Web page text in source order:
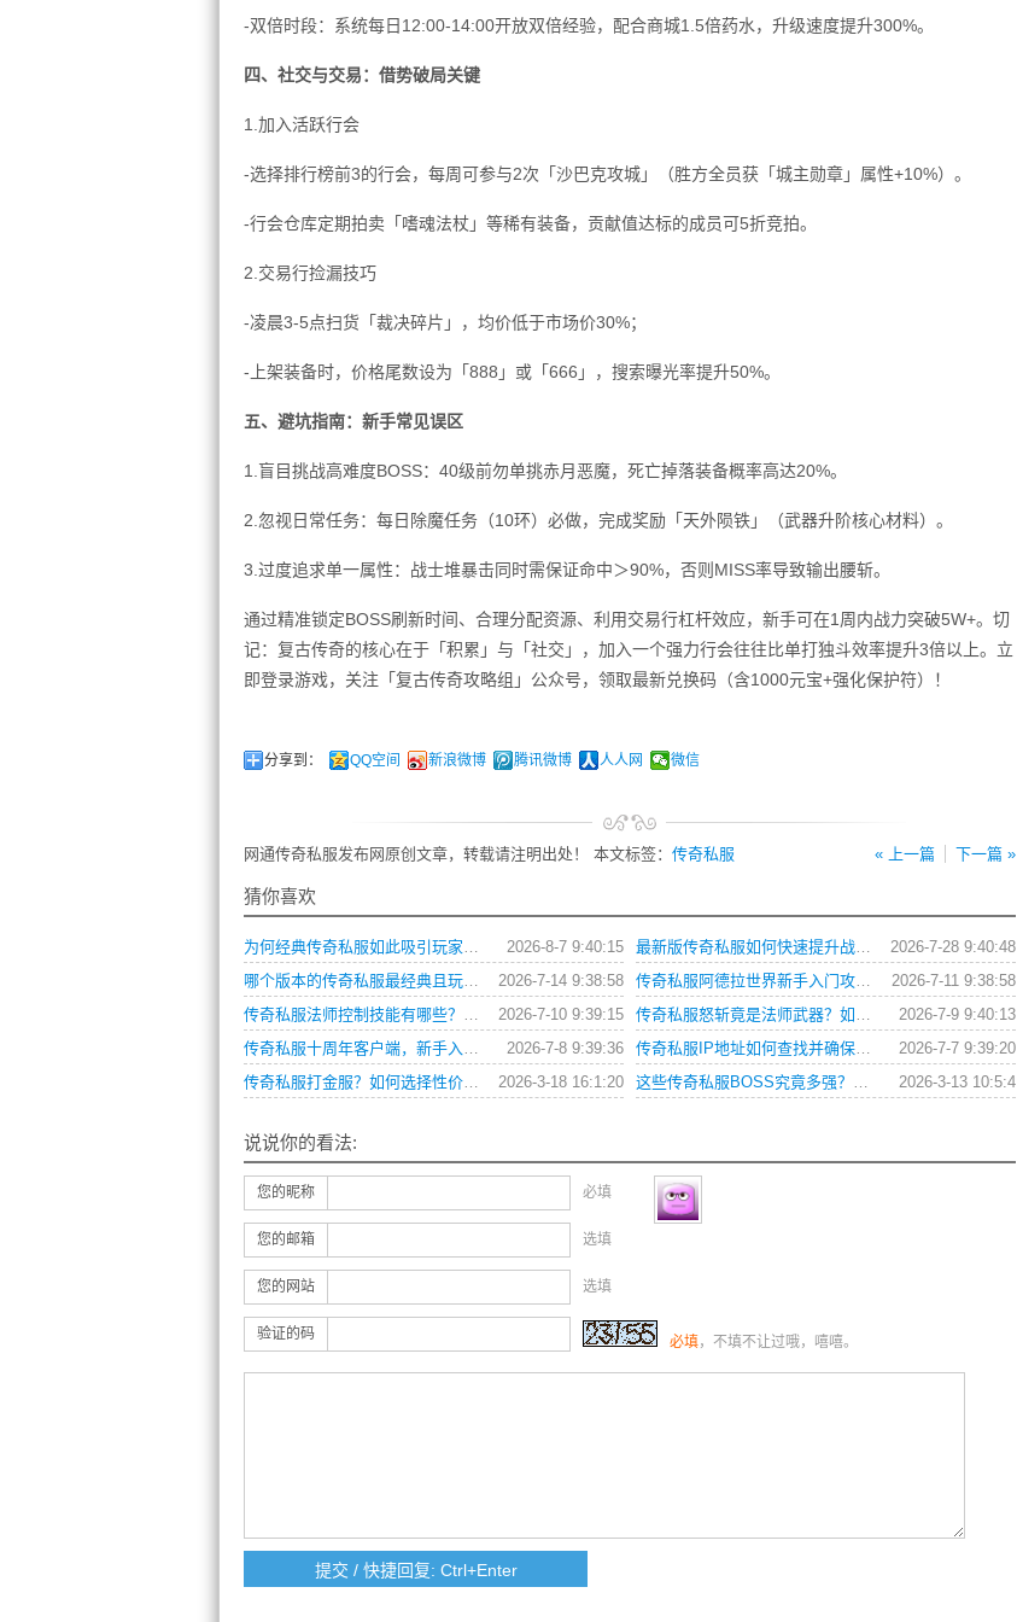
-双倍时段：系统每日12:00-14:00开放双倍经验，配合商城1.5倍药水，升级速度提升300%。
四、社交与交易：借势破局关键
1.加入活跃行会
-选择排行榜前3的行会，每周可参与2次「沙巴克攻城」（胜方全员获「城主勋章」属性+10%）。
-行会仓库定期拍卖「嗜魂法杖」等稀有装备，贡献值达标的成员可5折竞拍。
2.交易行捡漏技巧
-凌晨3-5点扫货「裁决碎片」，均价低于市场价30%；
-上架装备时，价格尾数设为「888」或「666」，搜索曝光率提升50%。
五、避坑指南：新手常见误区
1.盲目挑战高难度BOSS：40级前勿单挑赤月恶魔，死亡掉落装备概率高达20%。
2.忽视日常任务：每日除魔任务（10环）必做，完成奖励「天外陨铁」（武器升阶核心材料）。
3.过度追求单一属性：战士堆暴击同时需保证命中＞90%，否则MISS率导致输出腰斩。
通过精准锁定BOSS刷新时间、合理分配资源、利用交易行杠杆效应，新手可在1周内战力突破5W+。切
记：复古传奇的核心在于「积累」与「社交」，加入一个强力行会往往比单打独斗效率提升3倍以上。立
即登录游戏，关注「复古传奇攻略组」公众号，领取最新兑换码（含1000元宝+强化保护符）！
分享到： QQ空间 新浪微博 腾讯微博 人人网 微信
« 上一篇 下一篇 »
网通传奇私服发布网原创文章，转载请注明出处！ 本文标签： 传奇私服
猜你喜欢
2026-8-7 9:40:15
为何经典传奇私服如此吸引玩家？深度攻略解析 2026-7-28 9:40:48
最新版传奇私服如何快速提升战力与获取稀有装备？
2026-7-14 9:38:58
哪个版本的传奇私服最经典且玩法多样求推荐？ 2026-7-11 9:38:58
传奇私服阿德拉世界新手入门攻略？如何快速上手？
2026-7-10 9:39:15
传奇私服法师控制技能有哪些？如何巧妙运用制胜？ 2026-7-9 9:40:13
传奇私服怒斩竟是法师武器？如何正确使用与搭配？
2026-7-8 9:39:36
传奇私服十周年客户端，新手入门有哪些必知技巧？ 2026-7-7 9:39:20
传奇私服IP地址如何查找并确保连接安全？
2026-3-18 16:1:20
传奇私服打金服？如何选择性价比最高的版本？ 2026-3-13 10:5:4
这些传奇私服BOSS究竟多强？连行会都闻风丧胆
说说你的看法:
您的昵称 必填
您的邮箱 选填
您的网站 选填
验证的码 必填，不填不让过哦，嘻嘻。